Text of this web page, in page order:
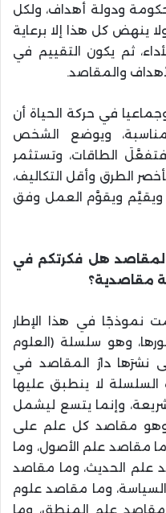
ودولة أهداف، ولكل
ينهض كل هذا إلا برعاية
ثم يكون التقييم في
والمقاصد.
في حركة الحياة أن
ويوضع الشخص
الطاقات، وتستثمر
الطرق وأقل التكاليف،
ويقيَّم ويقوَّم العمل وفق
هل فكرتكم في
مقاصدية؟
نموذجًا في هذا الإطار
وهو سلسلة (العلوم
نشرَها دارُ المقاصد في
لا ينطبق عليها
وإنما يتسع ليشمل
مقاصد كل علم على
مقاصد علم الأصول، وما
علم الحديث، وما مقاصد
وما مقاصد علوم
مقاصد علم المنطق، وما